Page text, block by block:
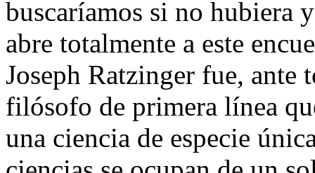
buscaríamos si no hubiera
abre totalmente a este
Joseph Ratzinger fue,
filósofo de primera línea
una ciencia de especie